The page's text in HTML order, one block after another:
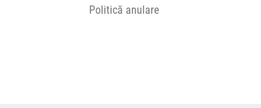
Politică anulare